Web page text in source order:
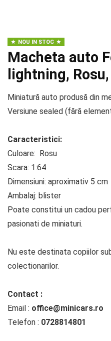
NOU IN STOC
Macheta auto
lightning,
Miniatură auto produsă din
Versiune sealed (fără
Caracteristici:
Culoare: Rosu
Scara: 1:64
Dimensiuni: aproximativ 5 cm
Ambalaj: blister
Poate constitui un cadou
pasionati de miniaturi.
Nu este destinata copiilor
colectionarilor.
Contact :
Email : office@minicars.ro
Telefon : 0728814801